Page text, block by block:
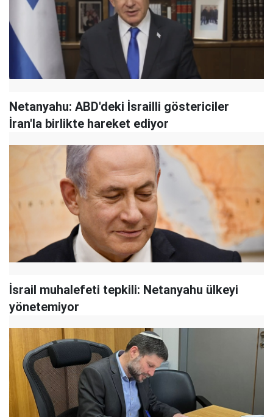
Netanyahu: ABD'deki İsrailli göstericiler
İran'la birlikte hareket ediyor
İsrail muhalefeti tepkili: Netanyahu ülkeyi
yönetemiyor